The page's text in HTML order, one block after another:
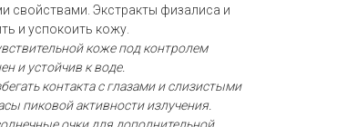
Экстракты физалиса и
и успокоить кожу.
коже под контролем
и устойчив к воде.
контакта с глазами и слизистыми
пиковой активности излучения.